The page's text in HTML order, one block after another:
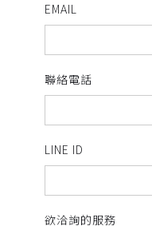
EMAIL
聯絡電話
LINE ID
欲洽詢的服務